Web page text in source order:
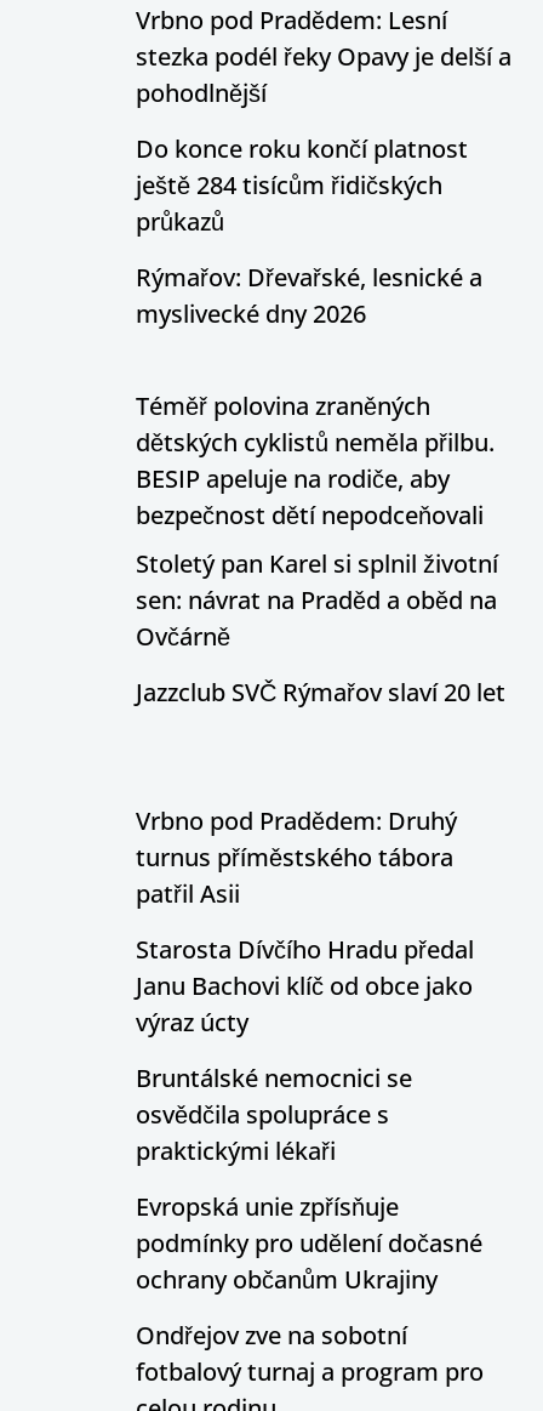
Vrbno pod Pradědem: Lesní
stezka podél řeky Opavy je delší a
pohodlnější
Do konce roku končí platnost
ještě 284 tisícům řidičských
průkazů
Rýmařov: Dřevařské, lesnické a
myslivecké dny 2026
Téměř polovina zraněných
dětských cyklistů neměla přilbu.
BESIP apeluje na rodiče, aby
bezpečnost dětí nepodceňovali
Stoletý pan Karel si splnil životní
sen: návrat na Praděd a oběd na
Ovčárně
Jazzclub SVČ Rýmařov slaví 20 let
Vrbno pod Pradědem: Druhý
turnus příměstského tábora
patřil Asii
Starosta Dívčího Hradu předal
Janu Bachovi klíč od obce jako
výraz úcty
Bruntálské nemocnici se
osvědčila spolupráce s
praktickými lékaři
Evropská unie zpřísňuje
podmínky pro udělení dočasné
ochrany občanům Ukrajiny
Ondřejov zve na sobotní
fotbalový turnaj a program pro